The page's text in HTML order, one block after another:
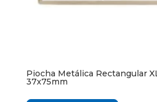
Piocha Metálica Rectangular
37x75mm